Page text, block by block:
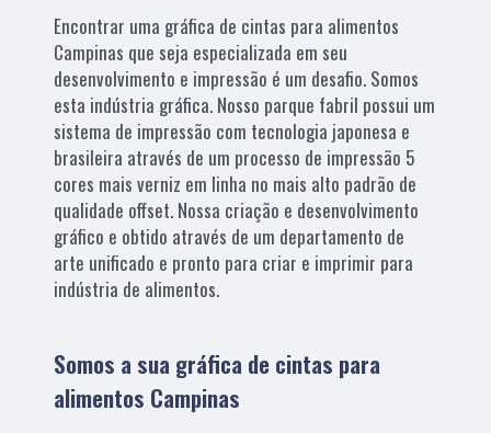
Encontrar uma gráfica de cintas para alimentos
Campinas que seja especializada em seu
desenvolvimento e impressão é um desafio. Somos
esta indústria gráfica. Nosso parque fabril possui um
sistema de impressão com tecnologia japonesa e
brasileira através de um processo de impressão 5
cores mais verniz em linha no mais alto padrão de
qualidade offset. Nossa criação e desenvolvimento
gráfico e obtido através de um departamento de
arte unificado e pronto para criar e imprimir para
indústria de alimentos.
Somos a sua gráfica de cintas para
alimentos Campinas